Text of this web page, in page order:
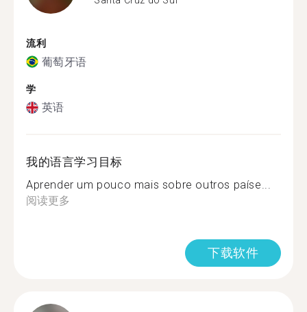
流利
葡萄牙语
学
英语
我的语言学习目标
Aprender um pouco mais sobre outros paíse...
阅读更多
下载软件